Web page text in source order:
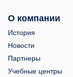
О компании
История
Новости
Партнеры
Учебные центры